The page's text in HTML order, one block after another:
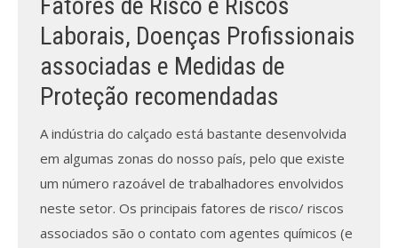
Laborais, Doenças Profissionais
associadas e Medidas de
Proteção recomendadas
A indústria do calçado está bastante desenvolvida
em algumas zonas do nosso país, pelo que existe
um número razoável de trabalhadores envolvidos
neste setor. Os principais fatores de risco/ riscos
associados são o contato com agentes químicos (e